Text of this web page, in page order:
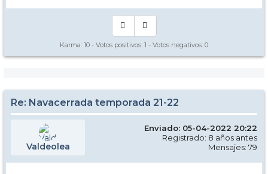
Karma: 10 - Votos positivos: 1 - Votos negativos: 0
Re: Navacerrada temporada 21-22
Valdeolea
Enviado: 05-04-2022 20:22
Registrado: 8 años antes
Mensajes: 79